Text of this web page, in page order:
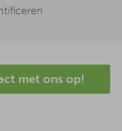
met ons op!